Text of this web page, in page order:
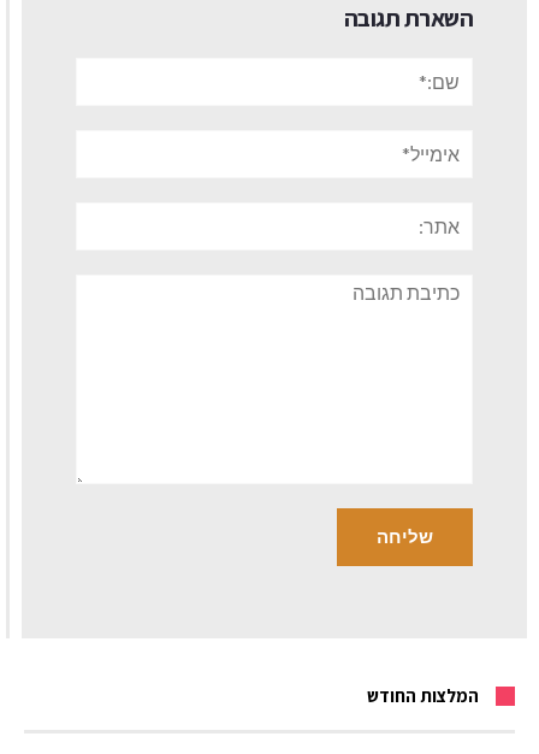
השארת תגובה
תגובה
המלצות החודש